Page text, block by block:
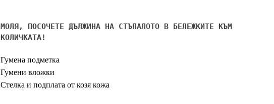
МОЛЯ, ПОСОЧЕТЕ ДЪЛЖИНА НА СТЪПАЛОТО В БЕЛЕЖКИТЕ КЪМ
КОЛИЧКАТА!
Гумена подметка
Гумени вложки
Стелка и подплата от козя кожа